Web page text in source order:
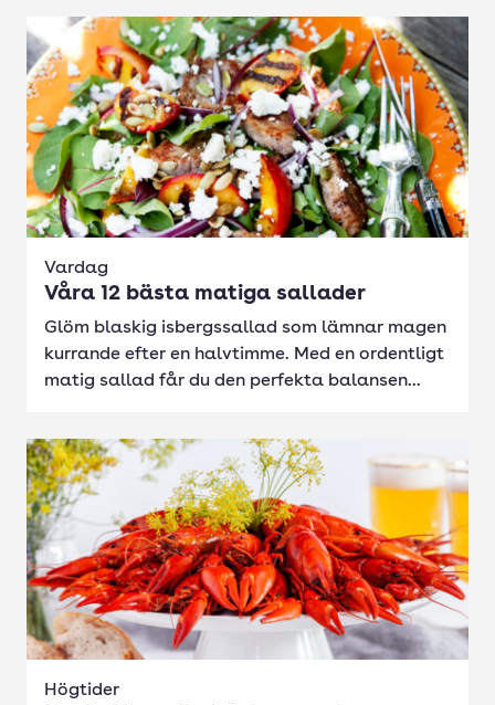
Vardag
Våra 12 bästa matiga sallader
Glöm blaskig isbergssallad som lämnar magen
kurrande efter en halvtimme. Med en ordentligt
matig sallad får du den perfekta balansen...
Högtider